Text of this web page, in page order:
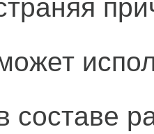
составе